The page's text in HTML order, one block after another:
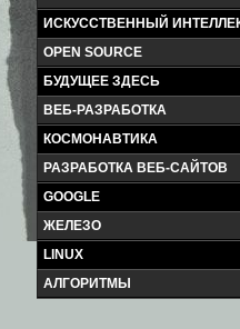
ИСКУССТВЕННЫЙ
OPEN SOURCE
БУДУЩЕЕ ЗДЕСЬ
ВЕБ-РАЗРАБОТКА
КОСМОНАВТИКА
РАЗРАБОТКА ВЕБ-САЙТОВ
GOOGLE
ЖЕЛЕЗО
LINUX
АЛГОРИТМЫ